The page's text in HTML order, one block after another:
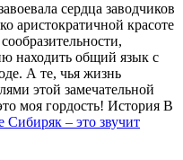
сердца заводчиков
аристократичной красоте
находить общий язык с
А те, чья жизнь
этой замечательной
моя гордость! История В
Сибиряк – это звучит